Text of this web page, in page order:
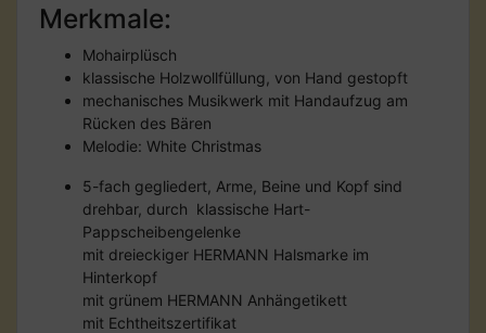
Merkmale:
Mohairplüsch
klassische Holzwollfüllung, von Hand gestopft
mechanisches Musikwerk mit Handaufzug am
Rücken des Bären
Melodie: White Christmas
5-fach gegliedert, Arme, Beine und Kopf sind
drehbar, durch klassische Hart-
Pappscheibengelenke
mit dreieckiger HERMANN Halsmarke im
Hinterkopf
mit grünem HERMANN Anhängetikett
mit Echtheitszertifikat